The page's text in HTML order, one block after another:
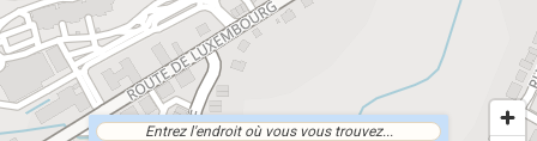
RECHERCHER UN RESTAURANT